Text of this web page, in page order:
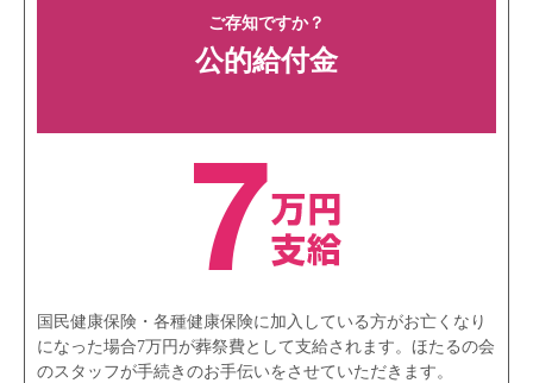
ご存知ですか？
公的給付金
国民健康保険・各種健康保険に加入している方がお亡くなり
になった場合7万円が葬祭費として支給されます。ほたるの会
のスタッフが手続きのお手伝いをさせていただきます。